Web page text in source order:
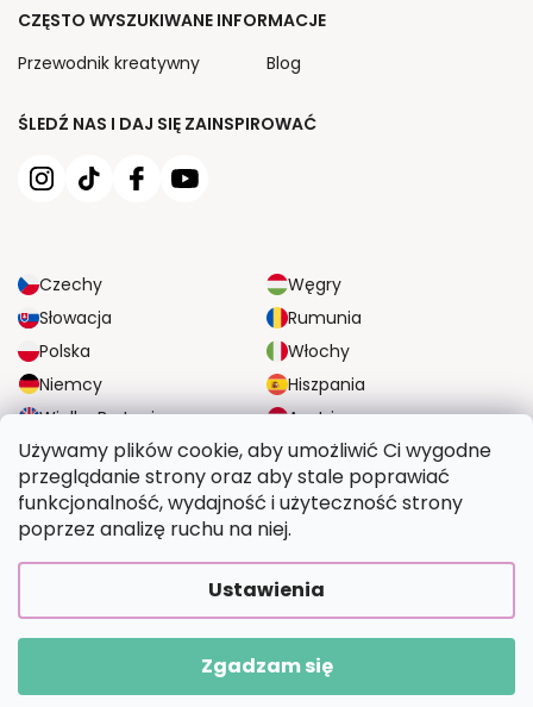
Używamy plików cookie, aby umożliwić Ci wygodne
przeglądanie strony oraz aby stale poprawiać
funkcjonalność, wydajność i użyteczność strony
poprzez analizę ruchu na niej.
Ustawienia
Zgadzam się
ŚLEDŹ NAS I DAJ SIĘ ZAINSPIROWAĆ
Czechy
Węgry
Słowacja
Rumunia
Polska
Włochy
Niemcy
Hiszpania
Wielka Brytania
Austria
CZĘSTO WYSZUKIWANE INFORMACJE
Przewodnik kreatywny
Blog
NIEZAWODNE OPCJE DOSTAWY
BEZPIECZNE OPCJE PŁATNOŚCI
Opracował Shoptet Premium|UpraviloFV STUDIO
Wymalujtosam.pl. Wszystkie prawa zastrzeżone.